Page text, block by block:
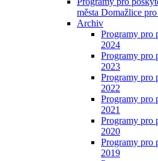
města Domažlice
Archiv
Programy pro
2024
Programy pro
2023
Programy pro
2022
Programy pro
2021
Programy pro
2020
Programy pro
2019